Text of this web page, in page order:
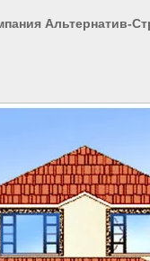
Альтернатив-